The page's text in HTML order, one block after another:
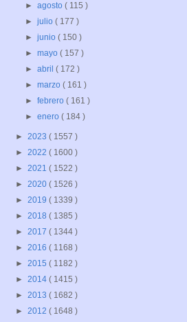
►agosto( 115 )
►julio( 177 )
►junio( 150 )
►mayo( 157 )
►abril( 172 )
►marzo( 161 )
►febrero( 161 )
►enero( 184 )
► 2023 ( 1557 )
► 2022 ( 1600 )
► 2021 ( 1522 )
► 2020 ( 1526 )
► 2019 ( 1339 )
► 2018 ( 1385 )
► 2017 ( 1344 )
► 2016 ( 1168 )
► 2015 ( 1182 )
► 2014 ( 1415 )
► 2013 ( 1682 )
► 2012 ( 1648 )